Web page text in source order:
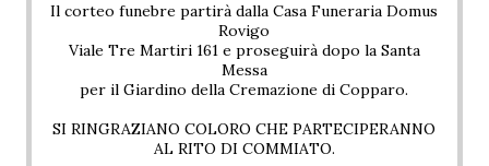
Il corteo funebre partirà dalla Casa Funeraria Domus
Rovigo
Viale Tre Martiri 161 e proseguirà dopo la Santa
Messa
per il Giardino della Cremazione di Copparo.
SI RINGRAZIANO COLORO CHE PARTECIPERANNO
AL RITO DI COMMIATO.